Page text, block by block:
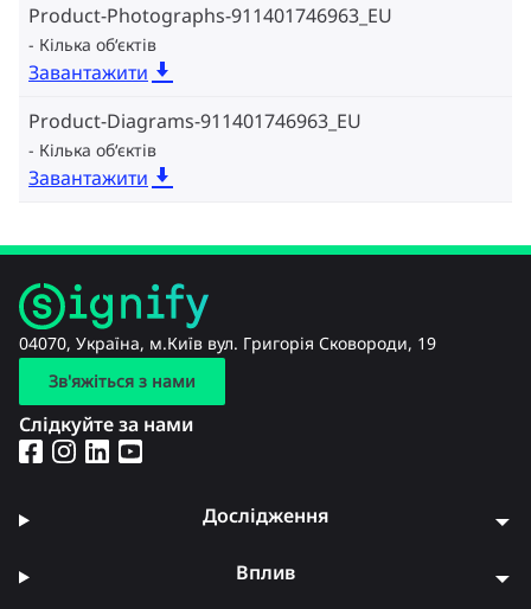
Product-Photographs-911401746963_EU
Кілька об‘єктів
Завантажити
Product-Diagrams-911401746963_EU
Кілька об‘єктів
Завантажити
04070, Україна, м.Київ вул. Григорія Сковороди, 19
Зв'яжіться з нами
Слідкуйте за нами
Дослідження
Вплив